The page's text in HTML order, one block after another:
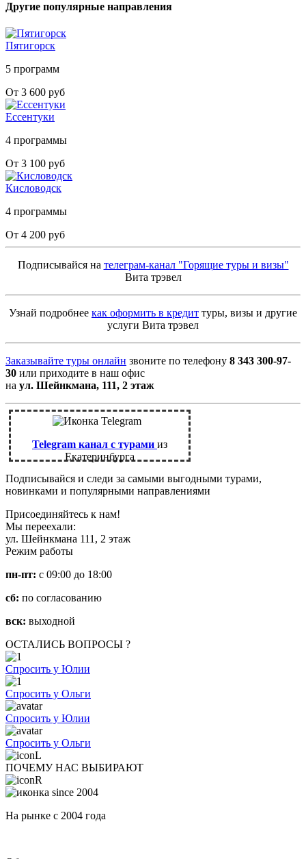
Другие популярные направления
Пятигорск
5 программ
От 3 600 руб
Ессентуки
4 программы
От 3 100 руб
Кисловодск
4 программы
От 4 200 руб
Подписывайся на телеграм-канал "Горящие туры и визы"
Вита трэвел
Узнай подробнее как оформить в кредит туры, визы и другие
услуги Вита трэвел
Заказывайте туры онлайн звоните по телефону 8 343 300-97-
30 или приходите в наш офис
на ул. Шейнкмана, 111, 2 этаж
Telegram канал с турами из
Екатеринбурга
Подписывайся и следи за самыми выгодными турами,
новинками и популярными направлениями
Присоединяйтесь к нам!
Мы переехали:
ул. Шейнкмана 111, 2 этаж
Режим работы
пн-пт: с 09:00 до 18:00
сб: по согласованию
вск: выходной
ОСТАЛИСЬ ВОПРОСЫ ?
Спросить у Юлии
Спросить у Ольги
Спросить у Юлии
Спросить у Ольги
ПОЧЕМУ НАС ВЫБИРАЮТ
На рынке с 2004 года